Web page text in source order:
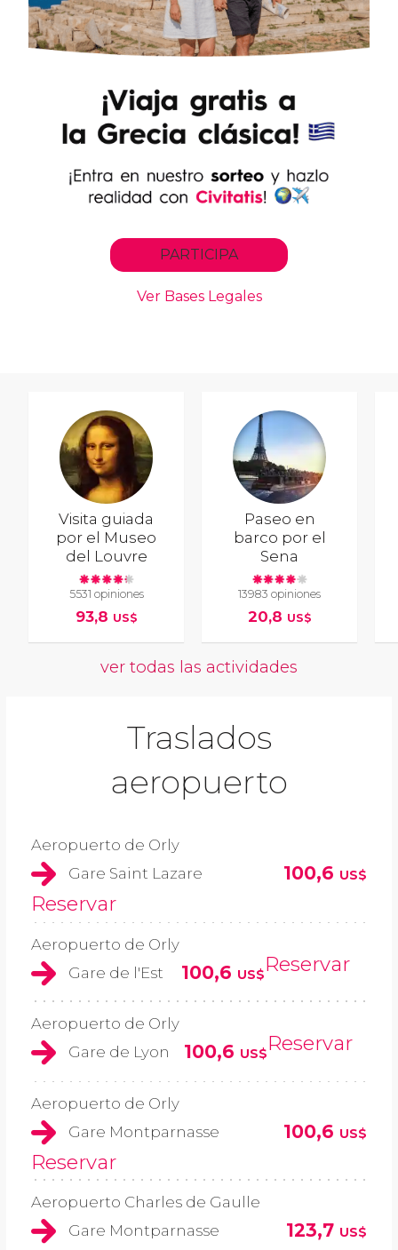
Visita guiada
por el Museo
del Louvre
5531 opiniones
93,8 US$
Paseo en
barco por el
Sena
13983 opiniones
20,8 US$
ver todas las actividades
Traslados
aeropuerto
Aeropuerto de Orly
Gare Saint Lazare
100,6 US$
Reservar
Aeropuerto de Orly
Gare de l'Est
100,6 US$Reservar
Aeropuerto de Orly
Gare de Lyon
100,6 US$Reservar
Aeropuerto de Orly
Gare Montparnasse
100,6 US$
Reservar
Aeropuerto Charles de Gaulle
Gare Montparnasse
123,7 US$